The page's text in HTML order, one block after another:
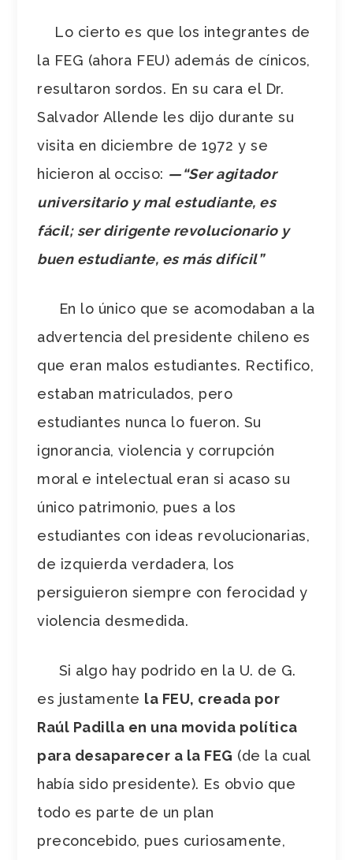
Lo cierto es que los integrantes de
la FEG (ahora FEU) además de cínicos,
resultaron sordos. En su cara el Dr.
Salvador Allende les dijo durante su
visita en diciembre de 1972 y se
hicieron al occiso: —“Ser agitador
universitario y mal estudiante, es
fácil; ser dirigente revolucionario y
buen estudiante, es más difícil”
En lo único que se acomodaban a la
advertencia del presidente chileno es
que eran malos estudiantes. Rectifico,
estaban matriculados, pero
estudiantes nunca lo fueron. Su
ignorancia, violencia y corrupción
moral e intelectual eran si acaso su
único patrimonio, pues a los
estudiantes con ideas revolucionarias,
de izquierda verdadera, los
persiguieron siempre con ferocidad y
violencia desmedida.
Si algo hay podrido en la U. de G.
es justamente la FEU, creada por
Raúl Padilla en una movida política
para desaparecer a la FEG (de la cual
había sido presidente). Es obvio que
todo es parte de un plan
preconcebido, pues curiosamente,